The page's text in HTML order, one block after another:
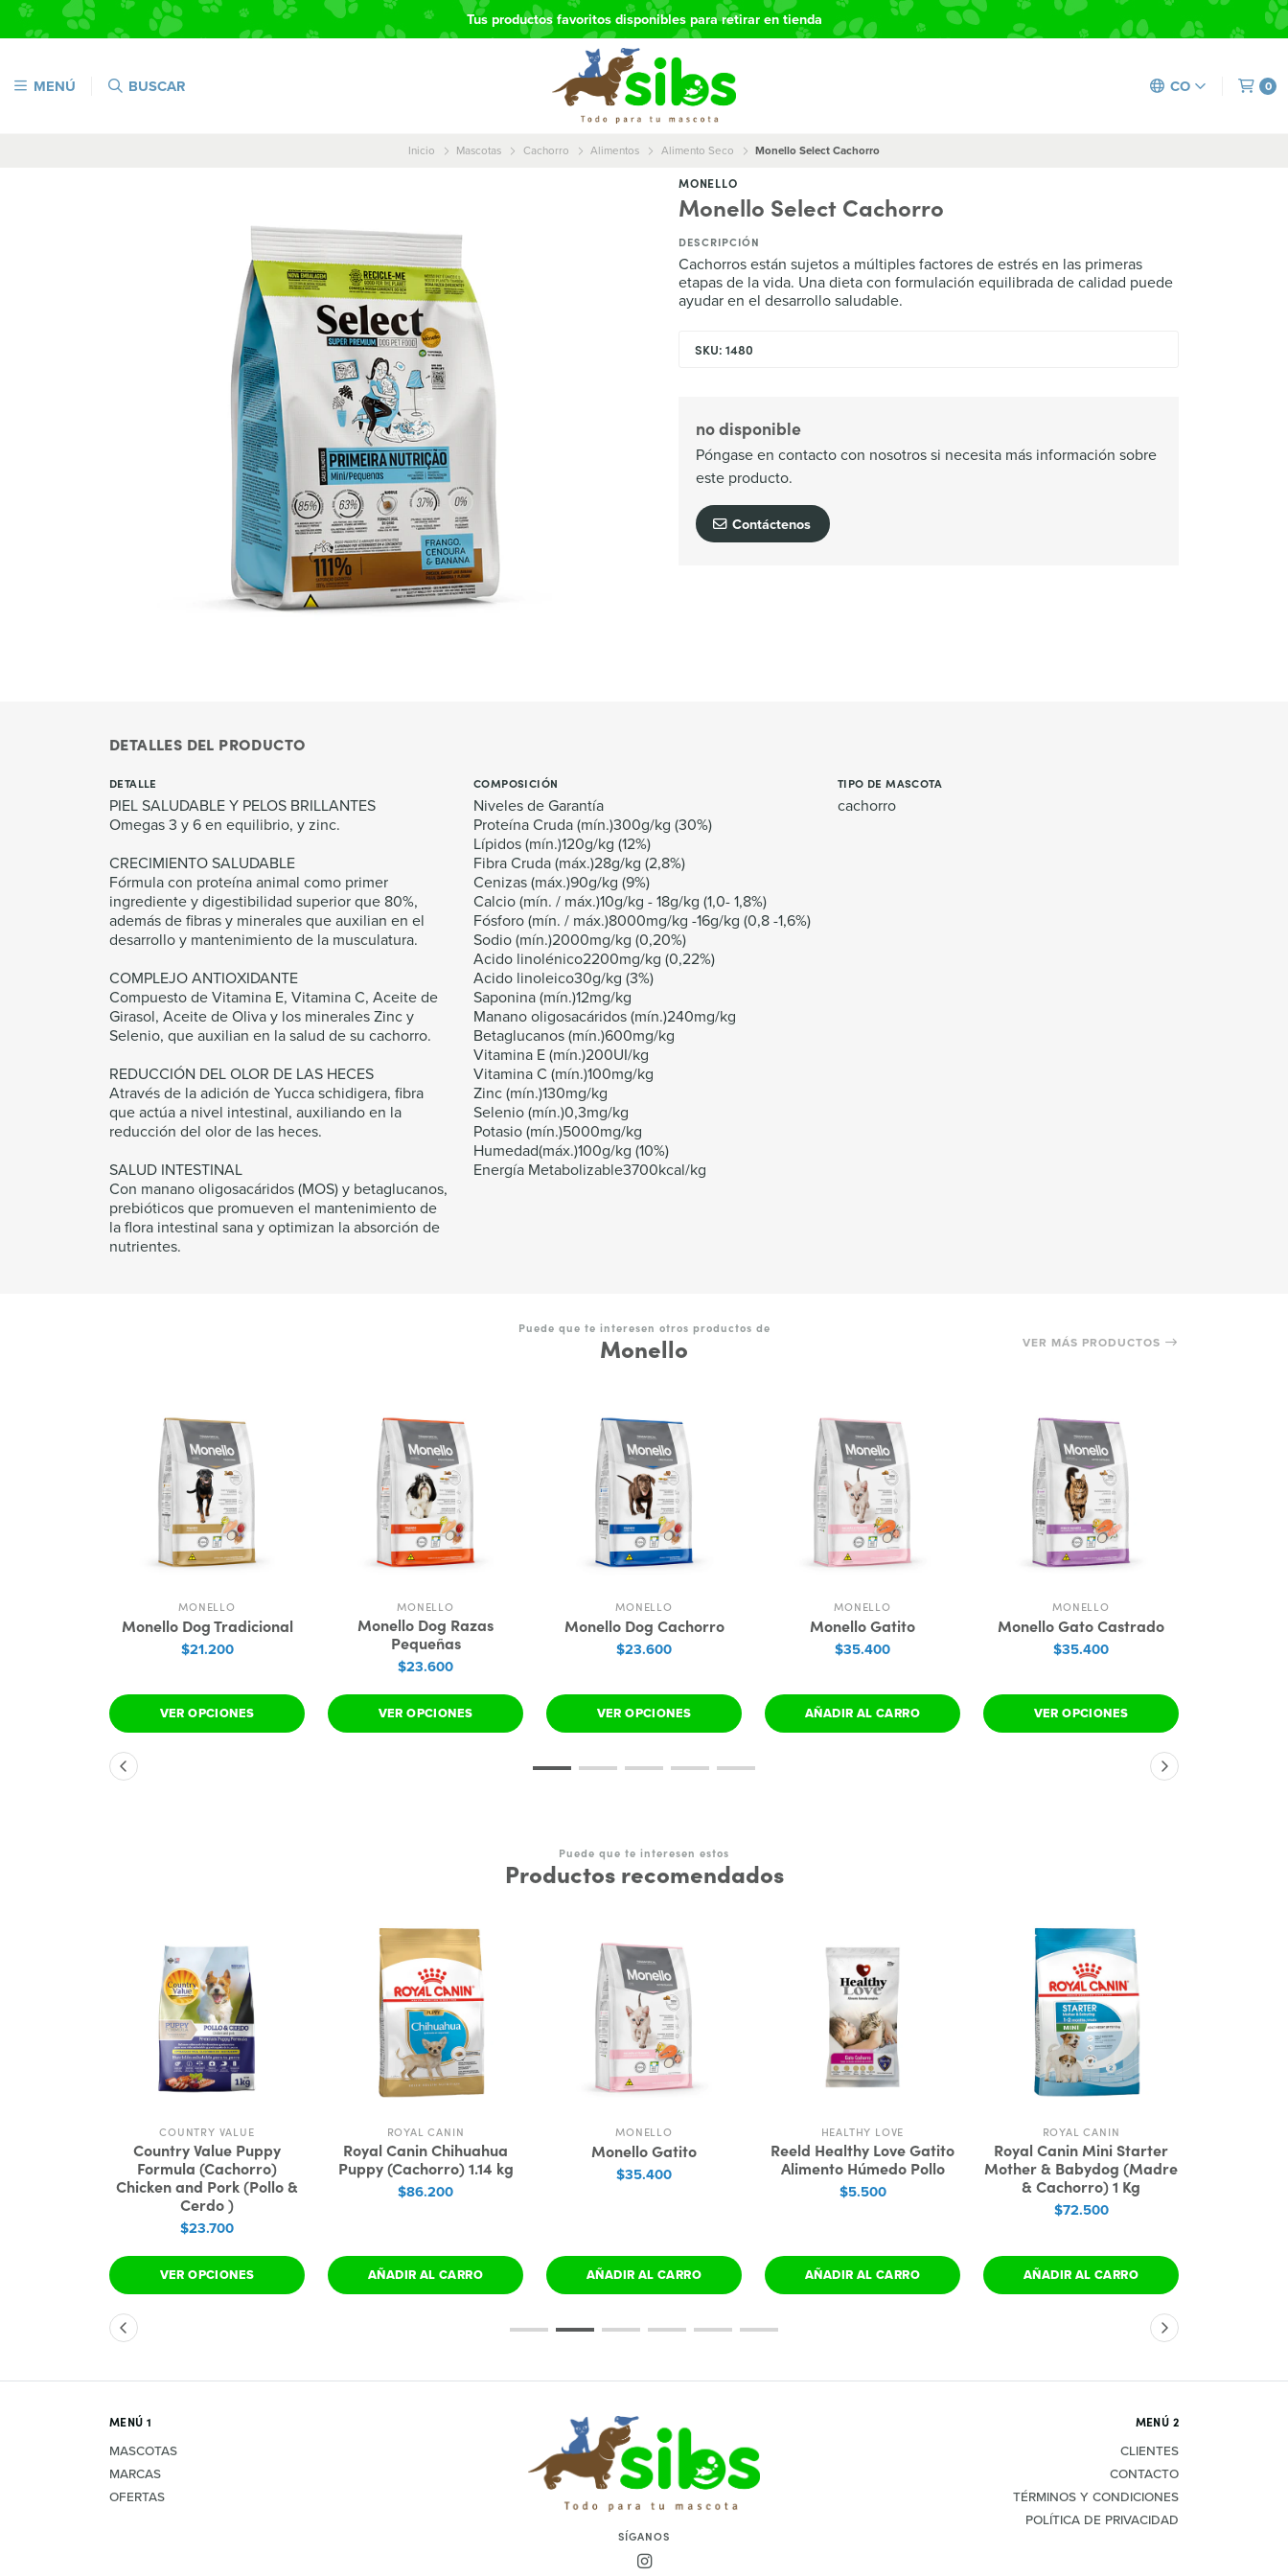
MENÚ BUSCAR CO 0
Tus productos favoritos disponibles para retirar en tienda
Inicio Mascotas Cachorro Alimentos Alimento Seco Monello Select Cachorro
MONELLO
Monello Select Cachorro
DESCRIPCIÓN
Cachorros están sujetos a múltiples factores de estrés en las primeras
etapas de la vida. Una dieta con formulación equilibrada de calidad puede
ayudar en el desarrollo saludable.
SKU: 1480
no disponible
Póngase en contacto con nosotros si necesita más información sobre
este producto.
Contáctenos
DETALLES DEL PRODUCTO
DETALLE
PIEL SALUDABLE Y PELOS BRILLANTES
Omegas 3 y 6 en equilibrio, y zinc.
CRECIMIENTO SALUDABLE
Fórmula con proteína animal como primer
ingrediente y digestibilidad superior que 80%,
además de fibras y minerales que auxilian en el
desarrollo y mantenimiento de la musculatura.
COMPLEJO ANTIOXIDANTE
Compuesto de Vitamina E, Vitamina C, Aceite de
Girasol, Aceite de Oliva y los minerales Zinc y
Selenio, que auxilian en la salud de su cachorro.
REDUCCIÓN DEL OLOR DE LAS HECES
Através de la adición de Yucca schidigera, fibra
que actúa a nivel intestinal, auxiliando en la
reducción del olor de las heces.
SALUD INTESTINAL
Con manano oligosacáridos (MOS) y betaglucanos,
prebióticos que promueven el mantenimiento de
la flora intestinal sana y optimizan la absorción de
nutrientes.
COMPOSICIÓN
Niveles de Garantía
Proteína Cruda (mín.)300g/kg (30%)
Lípidos (mín.)120g/kg (12%)
Fibra Cruda (máx.)28g/kg (2,8%)
Cenizas (máx.)90g/kg (9%)
Calcio (mín. / máx.)10g/kg - 18g/kg (1,0- 1,8%)
Fósforo (mín. / máx.)8000mg/kg -16g/kg (0,8 -1,6%)
Sodio (mín.)2000mg/kg (0,20%)
Acido linolénico2200mg/kg (0,22%)
Acido linoleico30g/kg (3%)
Saponina (mín.)12mg/kg
Manano oligosacáridos (mín.)240mg/kg
Betaglucanos (mín.)600mg/kg
Vitamina E (mín.)200UI/kg
Vitamina C (mín.)100mg/kg
Zinc (mín.)130mg/kg
Selenio (mín.)0,3mg/kg
Potasio (mín.)5000mg/kg
Humedad(máx.)100g/kg (10%)
Energía Metabolizable3700kcal/kg
TIPO DE MASCOTA
cachorro
Puede que te interesen otros productos de
Monello VER MÁS PRODUCTOS
MONELLO
Monello Dog Tradicional
$21.200
VER OPCIONES
MONELLO
Monello Dog Razas
Pequeñas
$23.600
VER OPCIONES
MONELLO
Monello Dog Cachorro
$23.600
VER OPCIONES
MONELLO
Monello Gatito
$35.400
AÑADIR AL CARRO
MONELLO
Monello Gato Castrado
$35.400
VER OPCIONES
Puede que te interesen estos
Productos recomendados
COUNTRY VALUE
Country Value Puppy
Formula (Cachorro)
Chicken and Pork (Pollo &
Cerdo )
$23.700
VER OPCIONES
ROYAL CANIN
Royal Canin Chihuahua
Puppy (Cachorro) 1.14 kg
$86.200
AÑADIR AL CARRO
MONELLO
Monello Gatito
$35.400
AÑADIR AL CARRO
HEALTHY LOVE
Reeld Healthy Love Gatito
Alimento Húmedo Pollo
$5.500
AÑADIR AL CARRO
ROYAL CANIN
Royal Canin Mini Starter
Mother & Babydog (Madre
& Cachorro) 1 Kg
$72.500
AÑADIR AL CARRO
SÍGANOS
MENÚ 1
MASCOTAS
MARCAS
OFERTAS
MENÚ 2
CLIENTES
CONTACTO
TÉRMINOS Y CONDICIONES
POLÍTICA DE PRIVACIDAD